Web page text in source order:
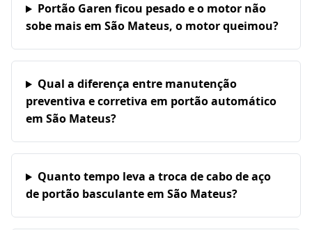
Portão Garen ficou pesado e o motor não
sobe mais em São Mateus, o motor queimou?
Qual a diferença entre manutenção
preventiva e corretiva em portão automático
em São Mateus?
Quanto tempo leva a troca de cabo de aço
de portão basculante em São Mateus?